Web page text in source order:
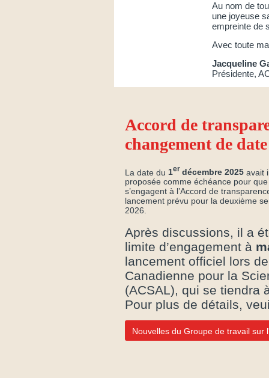
Au nom de
une joyeuse
empreinte de
Avec toute
Jacqueline
Présidente,
Accord de
changement de
La date du 1er décembre 2025 avait
proposée comme échéance pour
s’engagent à l’Accord de
lancement prévu pour la deuxième
2026.
Après discussions, il a
limite d’engagement à
lancement officiel lors
Canadienne pour la
(ACSAL), qui se tiendra
Pour plus de détails,
Nouvelles du Groupe de travail